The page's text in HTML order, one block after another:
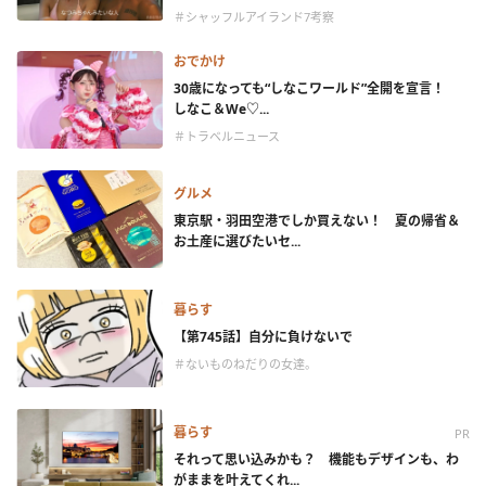
＃シャッフルアイランド7考察
おでかけ
30歳になっても“しなこワールド”全開を宣言！
しなこ＆We♡...
＃トラベルニュース
グルメ
東京駅・羽田空港でしか買えない！ 夏の帰省＆
お土産に選びたいセ...
暮らす
【第745話】自分に負けないで
＃ないものねだりの女達。
暮らす PR
それって思い込みかも？ 機能もデザインも、わ
がままを叶えてくれ...